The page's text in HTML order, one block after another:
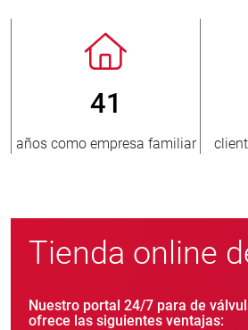
todo el mundo nuevos clientes
Tienda online
Nuestro portal 24/7 para de
ofrece las siguientes ventajas: